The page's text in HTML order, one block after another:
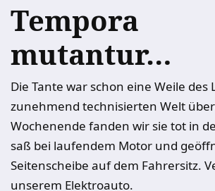
Tempora
mutantur…
Die Tante war schon eine Weile des
zunehmend technisierten Welt
Wochenende fanden wir sie tot in
saß bei laufendem Motor und
Seitenscheibe auf dem Fahrersitz.
unserem Elektroauto.